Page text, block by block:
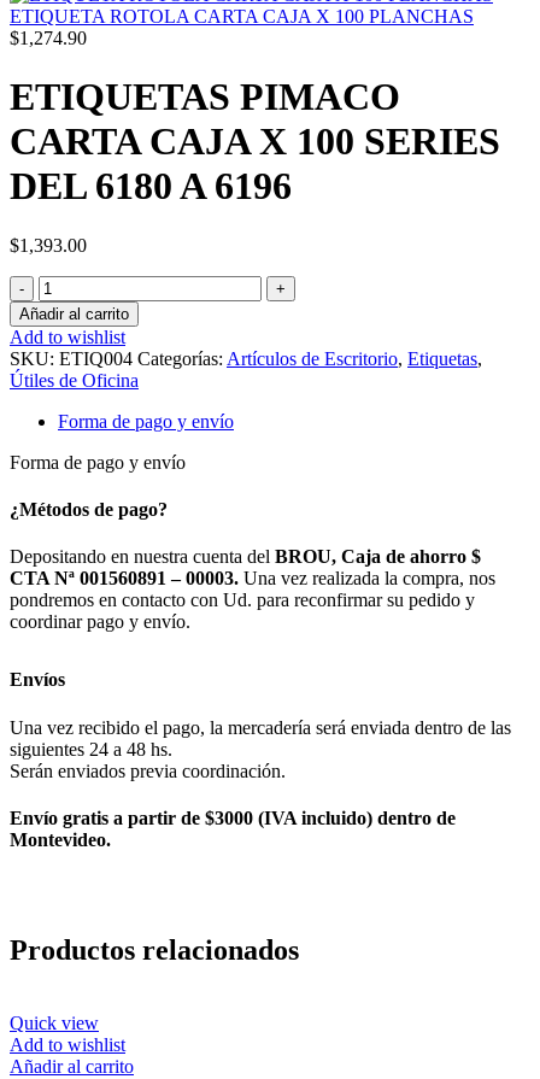
ETIQUETA ROTOLA CARTA CAJA X 100 PLANCHAS
$1,274.90
ETIQUETAS PIMACO
CARTA CAJA X 100 SERIES
DEL 6180 A 6196
$1,393.00
ETIQUETAS
PIMACO
CARTA
CAJA
X
100
SERIES
DEL
6180
6196
Añadir al carrito
Add to wishlist
SKU: ETIQ004 Categorías: Artículos de Escritorio, Etiquetas,
Útiles de Oficina
Forma de pago y envío
Forma de pago y envío
¿Métodos de pago?
Depositando en nuestra cuenta del BROU, Caja de ahorro $
CTA Nª 001560891 – 00003. Una vez realizada la compra, nos
pondremos en contacto con Ud. para reconfirmar su pedido y
coordinar pago y envío.
Envíos
Una vez recibido el pago, la mercadería será enviada dentro de las
siguientes 24 a 48 hs.
Serán enviados previa coordinación.
Envío gratis a partir de $3000 (IVA incluido) dentro de
Montevideo.
Productos relacionados
Quick view
Add to wishlist
Añadir al carrito